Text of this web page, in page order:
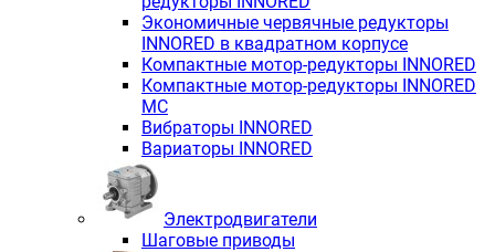
Экономичные червячные редукторы
INNORED в квадратном корпусе
Компактные мотор-редукторы INNORED
Компактные мотор-редукторы INNORED
MC
Вибраторы INNORED
Вариаторы INNORED
Электродвигатели
Шаговые приводы